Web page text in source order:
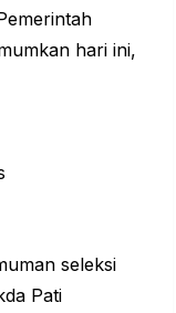
hari ini,
seleksi
Pati